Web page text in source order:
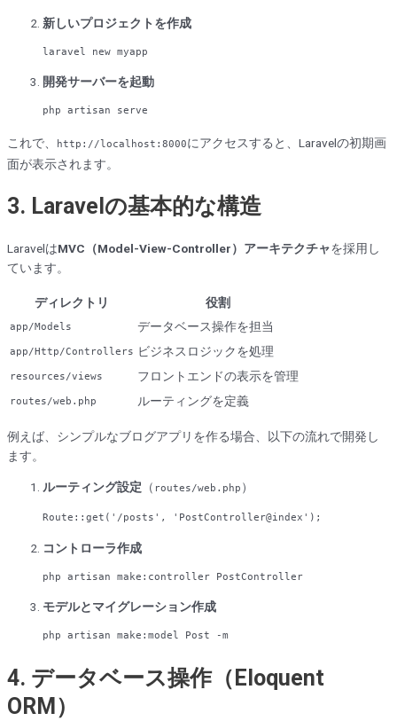
新しいプロジェクトを作成
laravel new
開発サーバーを起動
php artisan serve
これで、 http://localhost:8000にアクセスすると、Laravelの初期画
面が表示されます。
3. Laravelの基本的な構造
LaravelはMVC（Model-View-Controller）アーキテクチャを採用し
ています。
ディレクトリ 役割
app/Models データベース操作を担当
app/Http/Controllers ビジネスロジックを処理
resources/views フロントエンドの表示を管理
routes/web.php ルーティングを定義
例えば、シンプルなブログアプリを作る場合、以下の流れで開発し
ます。
ルーティング設定 （ routes/web.php ）
Route:: get ( '/posts' , 'PostController@index'
コントローラ作成
php artisan make :controller PostController
モデルとマイグレーション作成
php artisan make:model Post -m
4. データベース操作（Eloquent
ORM）